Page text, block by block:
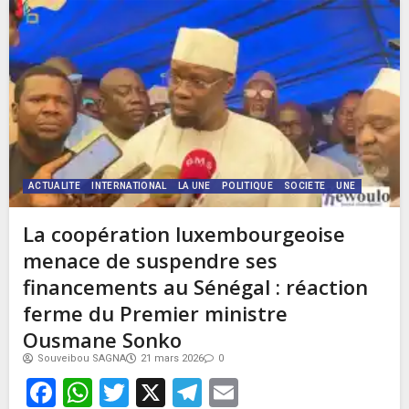
ACTUALITE INTERNATIONAL LA UNE POLITIQUE SOCIETE UNE
La coopération luxembourgeoise
menace de suspendre ses
financements au Sénégal : réaction
ferme du Premier ministre
Ousmane Sonko
Souveibou SAGNA 21 mars 2026 0
Facebook
WhatsApp
Twitter
X Telegram